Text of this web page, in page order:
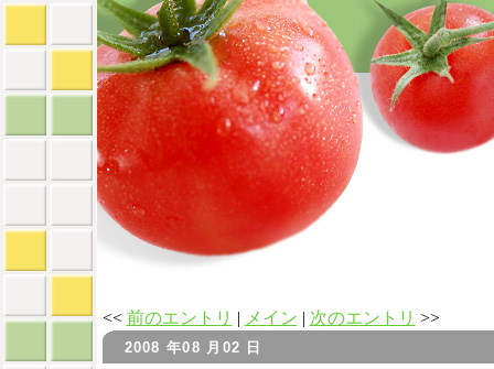
<< 前のエントリ | メイン | 次のエントリ >>
2008 年08 月02 日